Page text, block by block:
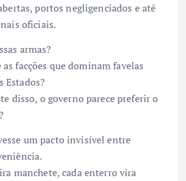
portos negligenciados e até
oficiais.
armas?
as facções que dominam favelas
Estados?
disso, o governo parece preferir o
um pacto invisível entre
manchete, cada enterro vira